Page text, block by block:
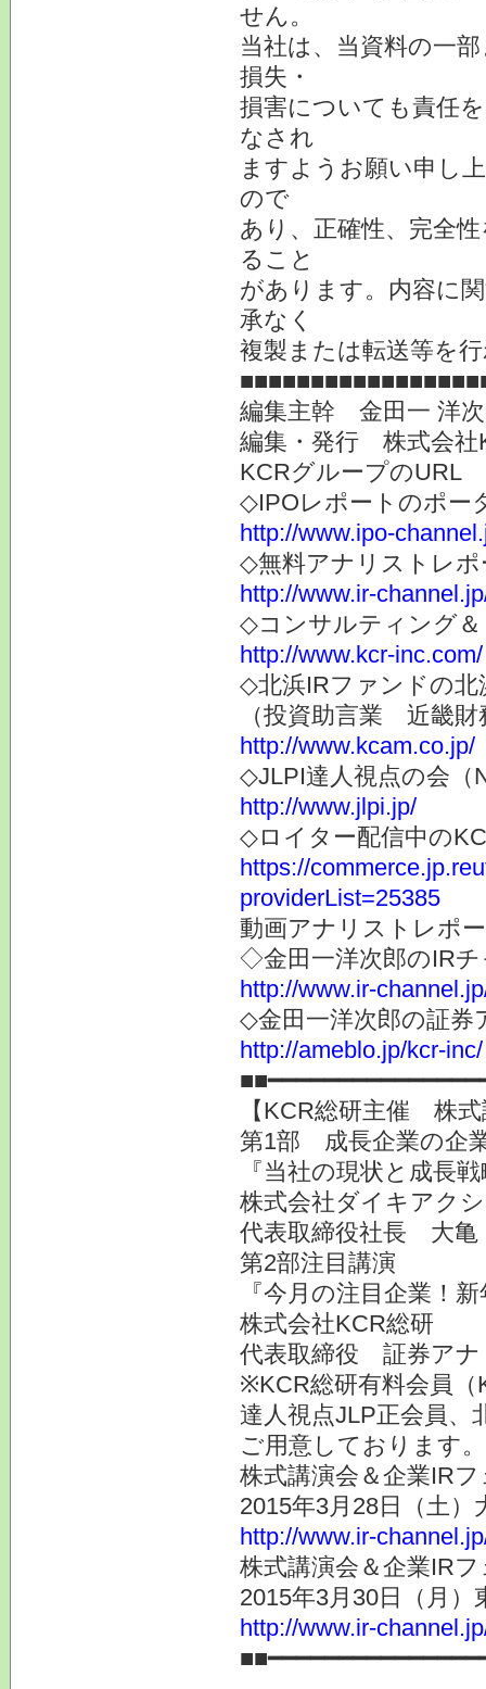
せん。
当社は、当資料の一
損失・
損害についても責任
なされ
ますようお願い申し
ので
あり、正確性、完全
ること
があります。内容に
承なく
複製または転送等を
編集主幹 金田一 洋
編集・発行 株式会社
KCRグループのURL
◇IPOレポートのポー
http://www.ipo-
◇無料アナリストレ
http://www.ir-
◇コンサルティング＆
http://www.kcr-inc.com/
◇北浜IRファンドの北
（投資助言業 近畿財
http://www.kcam.co.jp/
◇JLPI達人視点の会（
http://www.jlpi.jp/
◇ロイター配信中の
https://
providerList=25385
動画アナリストレポ
◇金田一洋次郎のIR
http://www.ir-
◇金田一洋次郎の証券
http://ameblo.jp/kcr-inc/
【KCR総研主催 株
第1部 成長企業の企
『当社の現状と成長
株式会社ダイキアク
代表取締役社長 大
第2部注目講演
『今月の注目企業！
株式会社KCR総研
代表取締役 証券ア
※KCR総研有料会員（
達人視点JLP正会員、
ご用意しております。
株式講演会＆企業IR
2015年3月28日（土
http://www.ir-
株式講演会＆企業IR
2015年3月30日（月
http://www.ir-